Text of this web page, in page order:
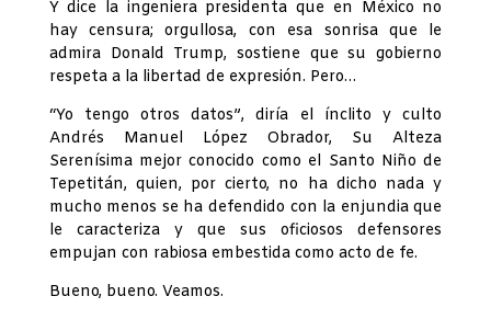
Y dice la ingeniera presidenta que en México no
hay censura; orgullosa, con esa sonrisa que le
admira Donald Trump, sostiene que su gobierno
respeta a la libertad de expresión. Pero…
“Yo tengo otros datos”, diría el ínclito y culto
Andrés Manuel López Obrador, Su Alteza
Serenísima mejor conocido como el Santo Niño de
Tepetitán, quien, por cierto, no ha dicho nada y
mucho menos se ha defendido con la enjundia que
le caracteriza y que sus oficiosos defensores
empujan con rabiosa embestida como acto de fe.
Bueno, bueno. Veamos.